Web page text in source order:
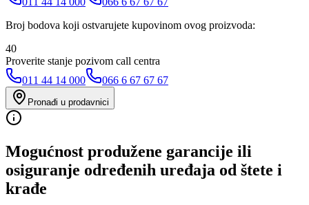
Broj bodova koji ostvarujete kupovinom ovog proizvoda:
40
Proverite stanje pozivom call centra
011 44 14 000
066 6 67 67 67
Pronađi u prodavnici
Mogućnost produžene garancije ili
osiguranje određenih uređaja od štete i
krađe